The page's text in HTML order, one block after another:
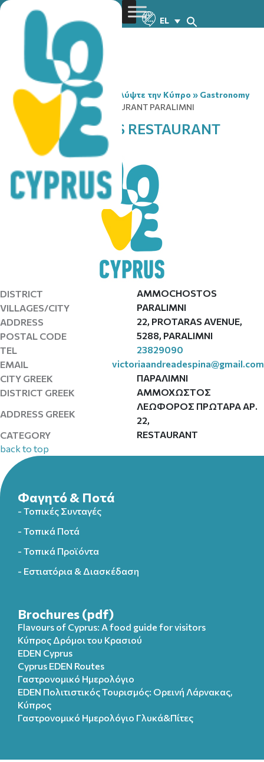
EL
You are here:Home» Ανακαλύψτε την Κύπρο » Gastronomy
» JACKET POTATOES RESTAURANT PARALIMNI
JACKET POTATOES RESTAURANT
PARALIMNI
DISTRICT
AMMOCHOSTOS
VILLAGES/CITY
PARALIMNI
ADDRESS
22, PROTARAS AVENUE,
POSTAL CODE
5288, PARALIMNI
TEL
23829090
EMAIL
victoriaandreadespina@gmail.com
CITY GREEK
ΠΑΡΑΛΙΜΝΙ
DISTRICT GREEK
ΑΜΜΟΧΩΣΤΟΣ
ADDRESS GREEK
ΛΕΩΦΟΡΟΣ ΠΡΩΤΑΡΑ ΑΡ.
22,
CATEGORY
RESTAURANT
back to top
Φαγητό & Ποτά
- Τοπικές Συνταγές
- Τοπικά Ποτά
- Τοπικά Προϊόντα
- Εστιατόρια & Διασκέδαση
Brochures (pdf)
Flavours of Cyprus: A food guide for visitors
Κύπρος Δρόμοι του Κρασιού
EDEN Cyprus
Cyprus EDEN Routes
Γαστρονομικό Ημερολόγιο
EDEN Πολιτιστικός Τουρισμός: Ορεινή Λάρνακας,
Κύπρος
Γαστρονομικό Ημερολόγιo Γλυκά&Πίτες